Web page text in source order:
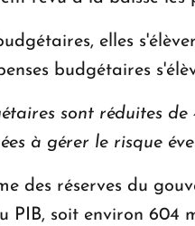
elles
budgétaires
sont réduites
à gérer le risque
des réserves du
PIB, soit environ